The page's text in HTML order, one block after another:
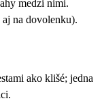
medzi nimi.
na dovolenku).
ako klišé; jedna